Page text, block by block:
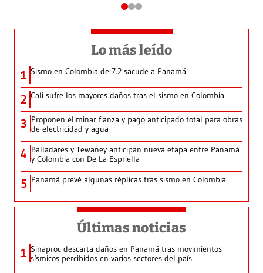
Lo más leído
1 Sismo en Colombia de 7.2 sacude a Panamá
2 Cali sufre los mayores daños tras el sismo en Colombia
3 Proponen eliminar fianza y pago anticipado total para obras
de electricidad y agua
4 Balladares y Tewaney anticipan nueva etapa entre Panamá
y Colombia con De La Espriella
5 Panamá prevé algunas réplicas tras sismo en Colombia
Últimas noticias
1 Sinaproc descarta daños en Panamá tras movimientos
sísmicos percibidos en varios sectores del país